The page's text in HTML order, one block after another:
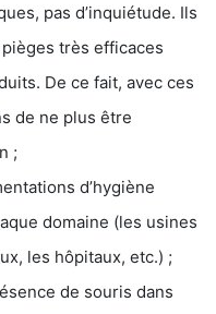
pas d’inquiétude. Ils
très efficaces
De ce fait, avec ces
de ne plus être
;
d’hygiène
domaine (les usines
les hôpitaux, etc.) ;
de souris dans